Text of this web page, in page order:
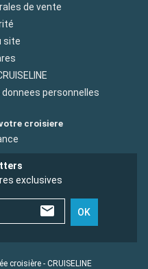
de vente
site
personnelles
croisiere
exclusives
OK
croisière - CRUISELINE